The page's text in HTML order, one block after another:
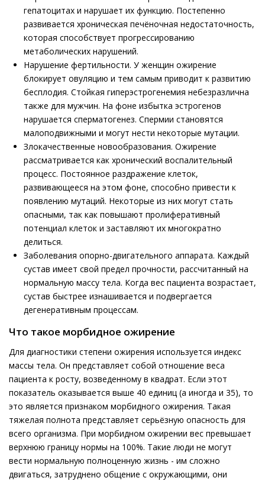
гепатоцитах и нарушает их функцию. Постепенно
развивается хроническая печёночная недостаточность,
которая способствует прогрессированию
метаболических нарушений.
Нарушение фертильности. У женщин ожирение
блокирует овуляцию и тем самым приводит к развитию
бесплодия. Стойкая гиперэстрогенемия небезразлична
также для мужчин. На фоне избытка эстрогенов
нарушается сперматогенез. Спермии становятся
малоподвижными и могут нести некоторые мутации.
Злокачественные новообразования. Ожирение
рассматривается как хронический воспалительный
процесс. Постоянное раздражение клеток,
развивающееся на этом фоне, способно привести к
появлению мутаций. Некоторые из них могут стать
опасными, так как повышают пролиферативный
потенциал клеток и заставляют их многократно
делиться.
Заболевания опорно-двигательного аппарата. Каждый
сустав имеет свой предел прочности, рассчитанный на
нормальную массу тела. Когда вес пациента возрастает,
сустав быстрее изнашивается и подвергается
дегенеративным процессам.
Что такое морбидное ожирение
Для диагностики степени ожирения используется индекс
массы тела. Он представляет собой отношение веса
пациента к росту, возведенному в квадрат. Если этот
показатель оказывается выше 40 единиц (а иногда и 35), то
это является признаком морбидного ожирения. Такая
тяжелая полнота представляет серьёзную опасность для
всего организма. При морбидном ожирении вес превышает
верхнюю границу нормы на 100%. Такие люди не могут
вести нормальную полноценную жизнь - им сложно
двигаться, затруднено общение с окружающими, они